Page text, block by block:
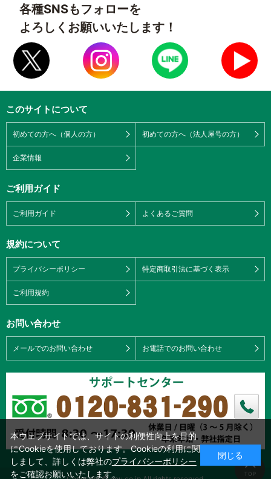
各種SNSもフォローを
よろしくお願いいたします！
このサイトについて
初めての方へ（個人の方） 初めての方へ（法人屋号の方）
企業情報
ご利用ガイド
ご利用ガイド よくあるご質問
規約について
プライバシーポリシー 特定商取引法に基づく表示
ご利用規約
お問い合わせ
メールでのお問い合わせ お電話でのお問い合わせ
本ウェブサイトでは、サイトの利便性向上を目的
にCookieを使用しております。Cookieの利用に関
しまして、詳しくは弊社のプライバシーポリシー
をご確認お願いいたします。
閉じる